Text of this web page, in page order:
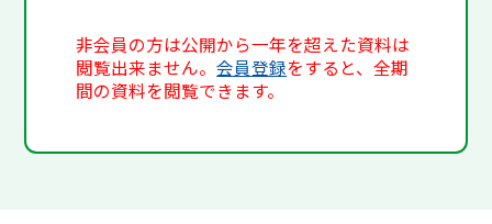
非会員の方は公開から一年を超えた資料は
閲覧出来ません。会員登録をすると、全期
間の資料を閲覧できます。